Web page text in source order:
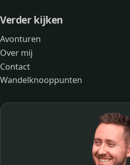
Verder kijken
Avonturen
Over mij
Contact
Wandelknooppunten